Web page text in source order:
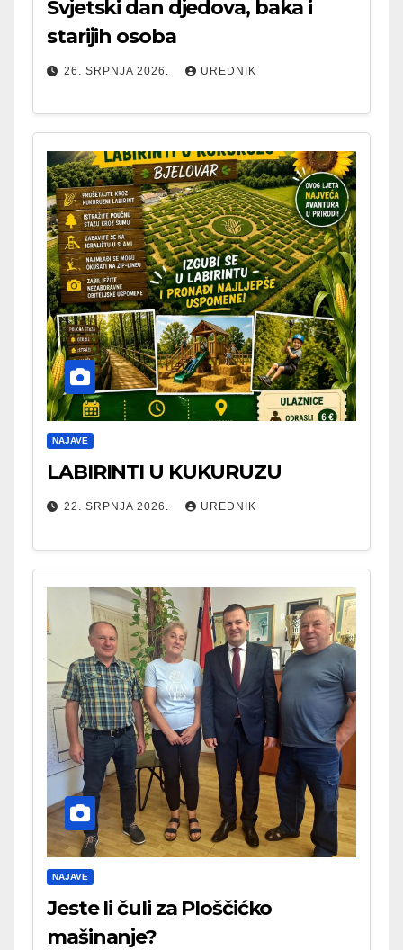
Svjetski dan djedova, baka i
starijih osoba
26. SRPNJA 2026. UREDNIK
NAJAVE
LABIRINTI U KUKURUZU
22. SRPNJA 2026. UREDNIK
NAJAVE
Jeste li čuli za Ploščićko
mašinanje?